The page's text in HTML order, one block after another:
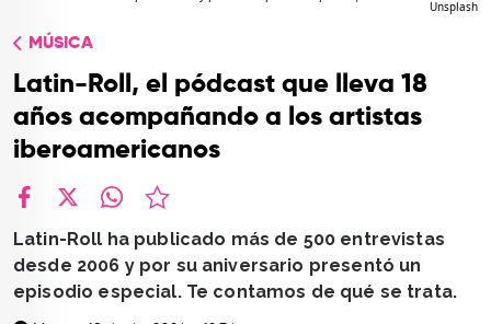
Unsplash
MÚSICA
Latin-Roll, el pódcast que lleva 18
años acompañando a los artistas
iberoamericanos
Latin-Roll ha publicado más de 500 entrevistas
desde 2006 y por su aniversario presentó un
episodio especial. Te contamos de qué se trata.